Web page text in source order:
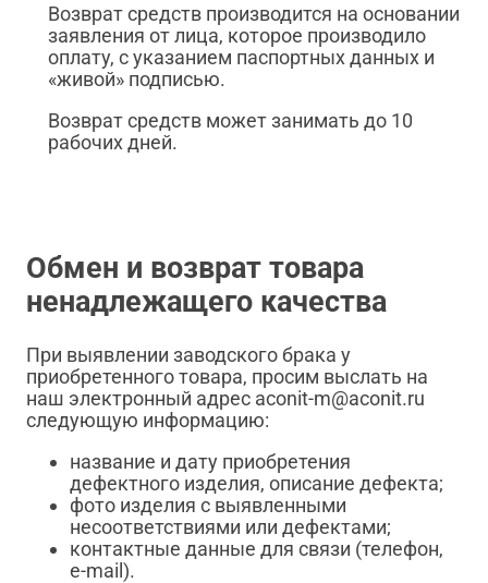
Возврат средств производится на основании
заявления от лица, которое производило
оплату, с указанием паспортных данных и
«живой» подписью.
Возврат средств может занимать до 10
рабочих дней.
Обмен и возврат товара
ненадлежащего качества
При выявлении заводского брака у
приобретенного товара, просим выслать на
наш электронный адрес aconit-m@aconit.ru
следующую информацию:
название и дату приобретения
дефектного изделия, описание дефекта;
фото изделия с выявленными
несоответствиями или дефектами;
контактные данные для связи (телефон,
e-mail).